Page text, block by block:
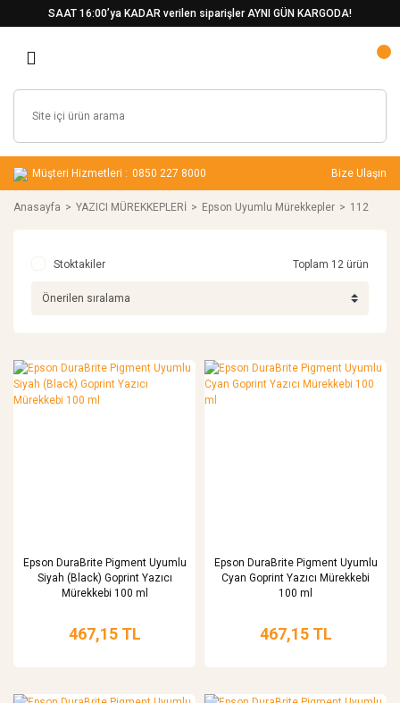
SAAT 16:00’ya KADAR verilen siparişler AYNI GÜN KARGODA!
Müşteri Hizmetleri : 0850 227 8000 Bize Ulaşın
Anasayfa YAZICI MÜREKKEPLERİ Epson Uyumlu Mürekkepler 112
Stoktakiler Toplam 12 ürün
Epson DuraBrite Pigment Uyumlu
Siyah (Black) Goprint Yazıcı
Mürekkebi 100 ml
467,15 TL
Epson DuraBrite Pigment Uyumlu
Cyan Goprint Yazıcı Mürekkebi
100 ml
467,15 TL